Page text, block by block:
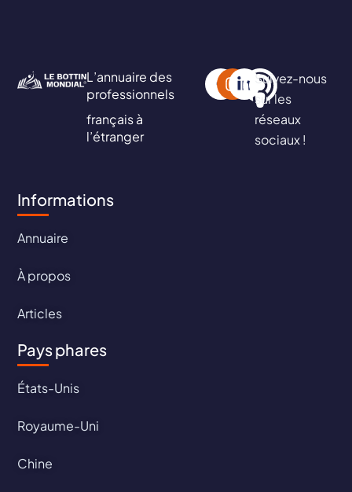
L’annuaire des
professionnels
français à
l’étranger
Suivez-nous
sur les
réseaux
sociaux !
Informations
Annuaire
À propos
Articles
Pays phares
États-Unis
Royaume-Uni
Chine